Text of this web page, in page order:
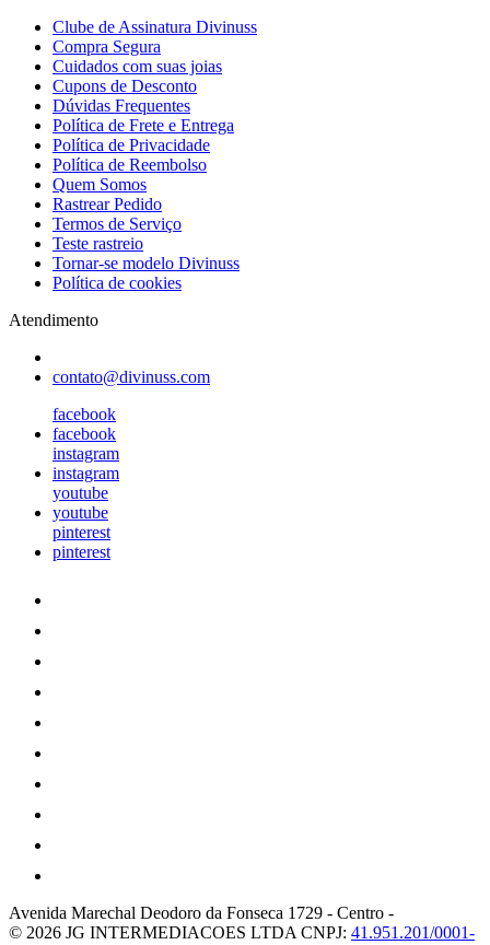
Clube de Assinatura Divinuss
Compra Segura
Cuidados com suas joias
Cupons de Desconto
Dúvidas Frequentes
Política de Frete e Entrega
Política de Privacidade
Política de Reembolso
Quem Somos
Rastrear Pedido
Termos de Serviço
Teste rastreio
Tornar-se modelo Divinuss
Política de cookies
Atendimento
contato@divinuss.com
facebook
facebook
instagram
instagram
youtube
youtube
pinterest
pinterest
Avenida Marechal Deodoro da Fonseca 1729 - Centro -
© 2026 JG INTERMEDIACOES LTDA CNPJ: 41.951.201/0001-